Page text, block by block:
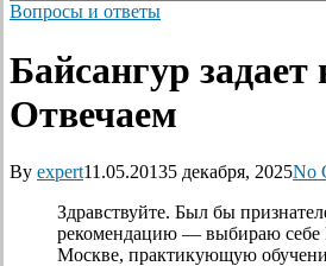
Вопросы и ответы
Байсангур задает
Отвечаем
By expert11.05.20135 декабря, 2025No
Здравствуйте. Был бы
рекомендацию — выбираю
Москве, практикующую